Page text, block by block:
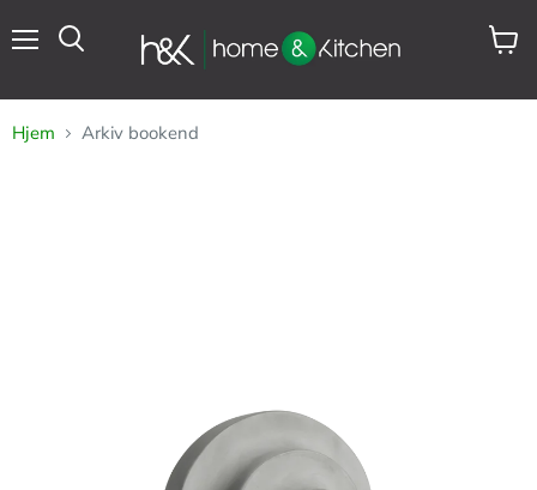
Se
Hjem Arkiv bookend